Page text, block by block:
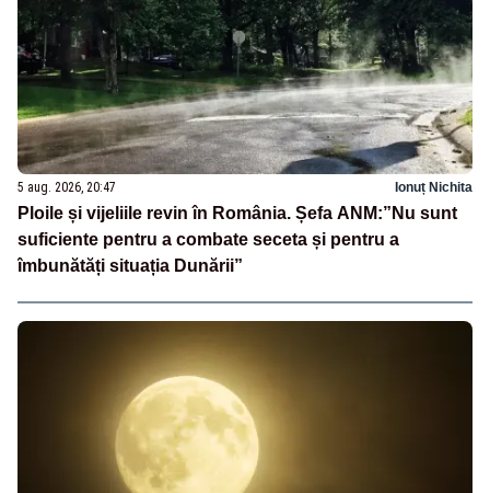
5 aug. 2026, 20:47 Ionuț Nichita
Ploile și vijeliile revin în România. Șefa ANM:”Nu sunt
suficiente pentru a combate seceta și pentru a
îmbunătăți situația Dunării”